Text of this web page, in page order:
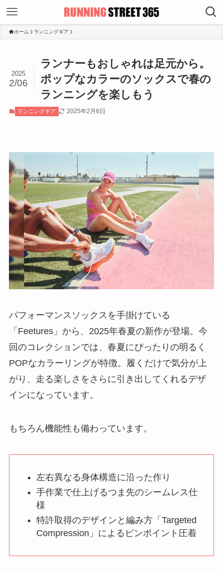
ホーム ランニングギア
ランナーもおしゃれは足元から。
ポップなカラーのソックスで春の
ランニングを楽しもう
2025
2/06
ランニングギア 2025年2月6日
パフォーマンスソックスを手掛けている
「Feetures」から、2025年春夏の新作が登場。今
回のコレクションでは、春夏にぴったりの明るく
POPなカラーリングが特徴。履くだけで気分が上
がり、走る楽しさをさらに引き出してくれるデザ
インになっています。
もちろん機能性も備わっています。
左右異なる身体構造に沿った作り
手作業で仕上げるつま先のシームレス仕
様
特許取得のデザインと編み方「Targeted
Compression」によるピンポイント圧着